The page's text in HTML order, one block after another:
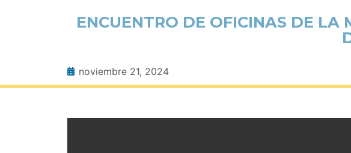
ENCUENTRO DE OFICINAS DE LA
noviembre 21, 2024